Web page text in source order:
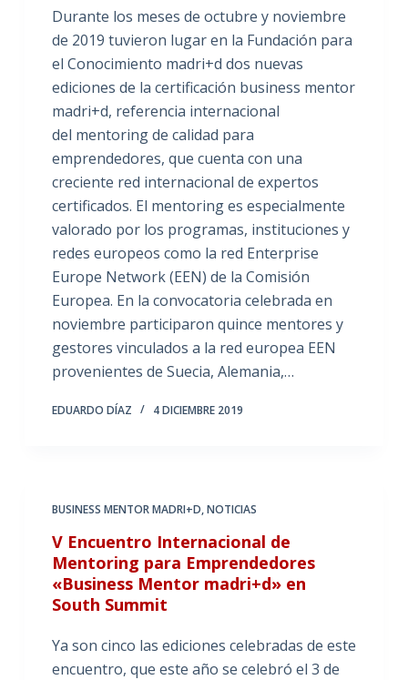
Durante los meses de octubre y noviembre
de 2019 tuvieron lugar en la Fundación para
el Conocimiento madri+d dos nuevas
ediciones de la certificación business mentor
madri+d, referencia internacional
del mentoring de calidad para
emprendedores, que cuenta con una
creciente red internacional de expertos
certificados. El mentoring es especialmente
valorado por los programas, instituciones y
redes europeos como la red Enterprise
Europe Network (EEN) de la Comisión
Europea. En la convocatoria celebrada en
noviembre participaron quince mentores y
gestores vinculados a la red europea EEN
provenientes de Suecia, Alemania,…
EDUARDO DÍAZ 4 DICIEMBRE 2019
BUSINESS MENTOR MADRI+D,NOTICIAS
V Encuentro Internacional de
Mentoring para Emprendedores
«Business Mentor madri+d» en
South Summit
Ya son cinco las ediciones celebradas de este
encuentro, que este año se celebró el 3 de